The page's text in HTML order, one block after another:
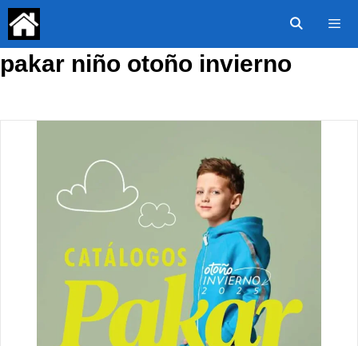
Saltar
contenido
pakar niño otoño invierno